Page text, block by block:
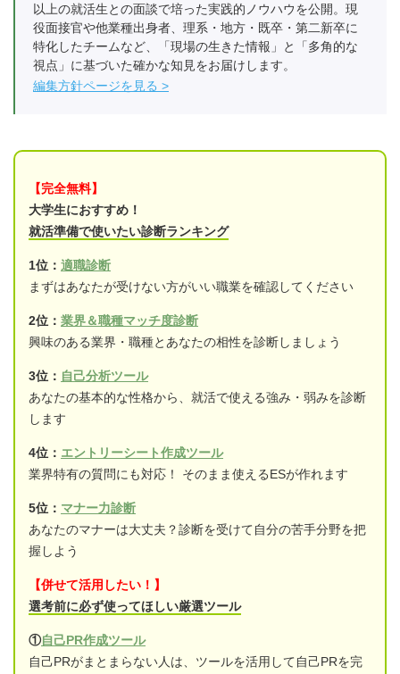
以上の就活生との面談で培った実践的ノウハウを公開。現
役面接官や他業種出身者、理系・地方・既卒・第二新卒に
特化したチームなど、「現場の生きた情報」と「多角的な
視点」に基づいた確かな知見をお届けします。
編集方針ページを見る
【完全無料】
大学生におすすめ！
就活準備で使いたい診断ランキング
1位： 適職診断
まずはあなたが受けない方がいい職業を確認してください
2位： 業界＆職種マッチ度診断
興味のある業界・職種とあなたの相性を診断しましょう
3位： 自己分析ツール
あなたの基本的な性格から、就活で使える強み・弱みを診断
します
4位： エントリーシート作成ツール
業界特有の質問にも対応！ そのまま使えるESが作れます
5位： マナー力診断
あなたのマナーは大丈夫？診断を受けて自分の苦手分野を把
握しよう
【併せて活用したい！】
選考前に必ず使ってほしい厳選ツール
①自己PR作成ツール
自己PRがまとまらない人は、ツールを活用して自己PRを完